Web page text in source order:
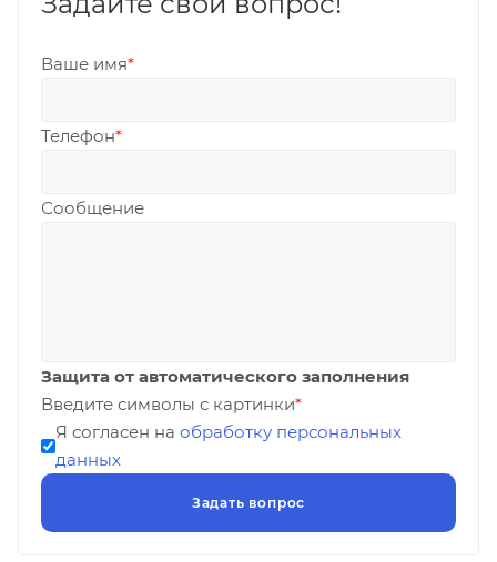
Ваше имя*
Телефон*
Сообщение
Защита от автоматического заполнения
Введите символы с картинки*
Я согласен на обработку персональных
данных